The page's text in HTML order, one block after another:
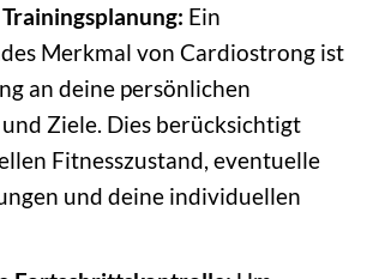
Ein
Merkmal von Cardiostrong ist
an deine persönlichen
Ziele. Dies berücksichtigt
Fitnesszustand, eventuelle
und deine individuellen